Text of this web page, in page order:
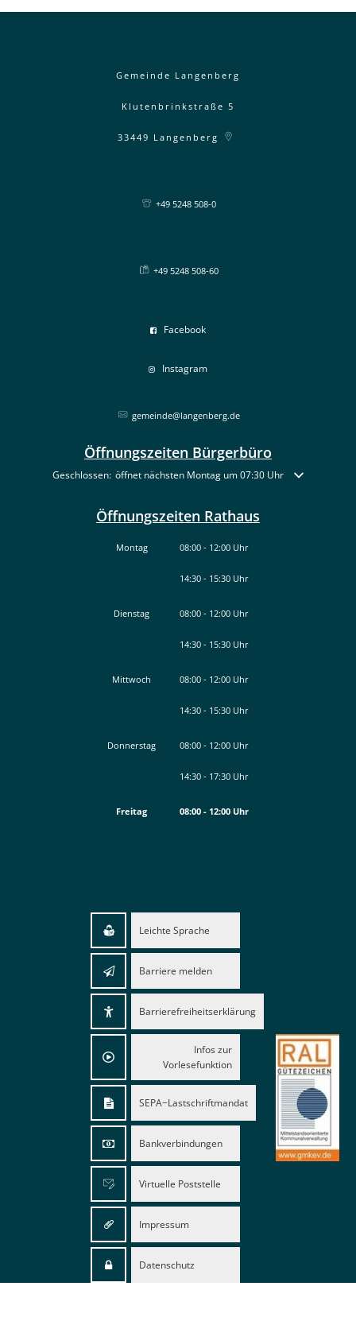
Gemeinde Langenberg
Klutenbrinkstraße 5
33449 Langenberg
+49 5248 508-0
+49 5248 508-60
Facebook
Instagram
gemeinde@langenberg.de
Öffnungszeiten Bürgerbüro
Klicken, um weitere Öffnungs- oder Schließzeiten auszublenden
Geschlossen: öffnet nächsten Montag um 07:30 Uhr
Öffnungszeiten Rathaus
Montag 08:00- 12:00Uhr
Von 08:00 bis 12:00 Uhr
14:30- 15:30Uhr
Von 14:30 bis 15:30 Uhr
Dienstag 08:00- 12:00Uhr
Von 08:00 bis 12:00 Uhr
14:30- 15:30Uhr
Von 14:30 bis 15:30 Uhr
Mittwoch 08:00- 12:00Uhr
Von 08:00 bis 12:00 Uhr
14:30- 15:30Uhr
Von 14:30 bis 15:30 Uhr
Donnerstag 08:00- 12:00Uhr
Von 08:00 bis 12:00 Uhr
14:30- 17:30Uhr
Von 14:30 bis 17:30 Uhr
Freitag 08:00- 12:00Uhr
Leichte Sprache
Barriere melden
Barrierefreiheitserklärung
Infos zur
Vorlesefunktion
SEPA−Lastschriftmandat
Bankverbindungen
Virtuelle Poststelle
Impressum
Datenschutz